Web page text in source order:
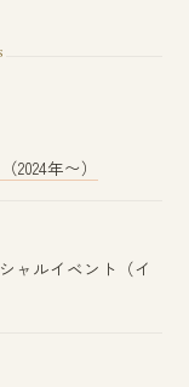
年〜）
ャルイベント（イ